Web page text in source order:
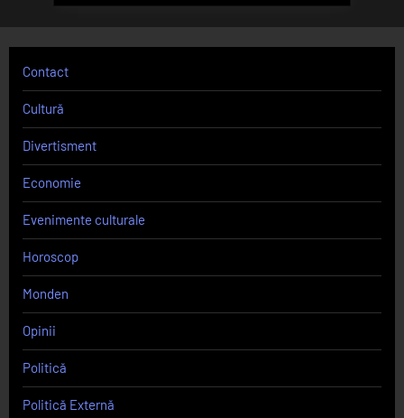
Contact
Cultură
Divertisment
Economie
Evenimente culturale
Horoscop
Monden
Opinii
Politică
Politică Externă